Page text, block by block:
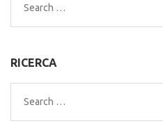
Search
for:
RICERCA
Search
for: